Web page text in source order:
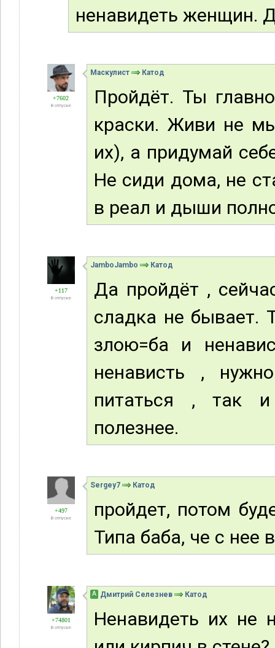
ненавидеть женщин.
+7602
В отпуске
Маскулист Катод
Пройдёт. Ты
краски. Живи не
их), а придумай
Не сиди дома, не
в реал и дыши
+117
В отпуске
JamboJambo Катод
Да пройдёт ,
сладка не бывает.
злою=ба и
ненависть ,
питаться , так
полезнее.
+497
В отпуске
Sergey7 Катод
пройдет, потом
Типа баба, че с нее
+74801
В отпуске
А Дмитрий Селезнев Катод
Ненавидеть их не